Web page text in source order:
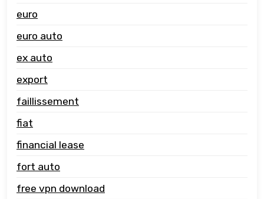
euro
euro auto
ex auto
export
faillissement
fiat
financial lease
fort auto
free vpn download